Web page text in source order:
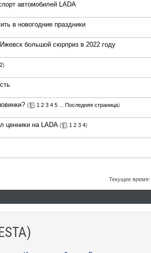
автомобилей LADA
в новогодние праздники
большой сюрприз в 2022 году
2)
( 1 2 3 4 5 Последняя страница)
ценники на LADA ( 1 2 3 4)
Текущее время: